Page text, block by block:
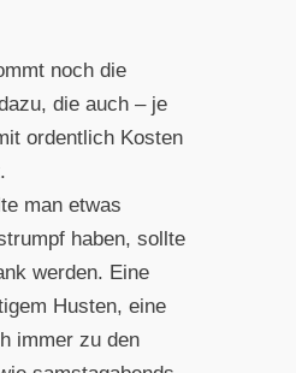
noch die
die auch – je
ordentlich Kosten
man etwas
haben, sollte
werden. Eine
Husten, eine
immer zu den